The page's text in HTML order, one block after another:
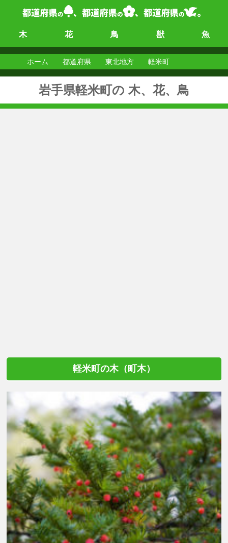
木 花 鳥 獣 魚
ホーム 都道府県 東北地方 軽米町
岩手県軽米町の 木、花、鳥
軽米町の木（町木）